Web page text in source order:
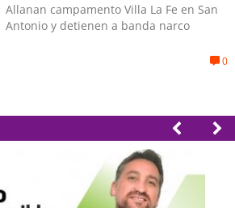
Allanan campamento Villa La Fe en San
Antonio y detienen a banda narco
0